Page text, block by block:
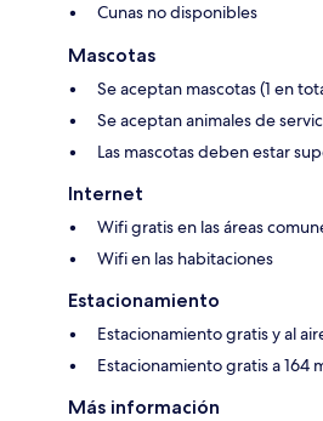
Cunas no disponibles
Mascotas
Se aceptan mascotas (1 en
Se aceptan animales de
Las mascotas deben estar
Internet
Wifi gratis en las áreas
Wifi en las habitaciones
Estacionamiento
Estacionamiento gratis y al
Estacionamiento gratis a 164
Más información